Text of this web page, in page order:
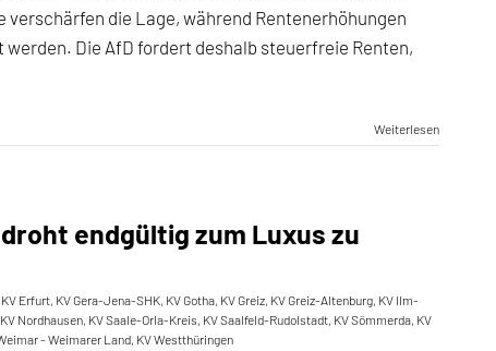
die Lage, während Rentenerhöhungen
Die AfD fordert deshalb steuerfreie Renten,
Weiterlesen
endgültig zum Luxus zu
KV Erfurt, KV Gera-Jena-SHK, KV Gotha, KV Greiz, KV Greiz-Altenburg, KV Ilm-
KV Nordhausen, KV Saale-Orla-Kreis, KV Saalfeld-Rudolstadt, KV Sömmerda, KV
- Weimarer Land, KV Westthüringen